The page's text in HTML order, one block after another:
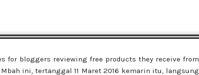
for bloggers reviewing free products they receive from
ini, tertanggal 11 Maret 2016 kemarin itu, langsung